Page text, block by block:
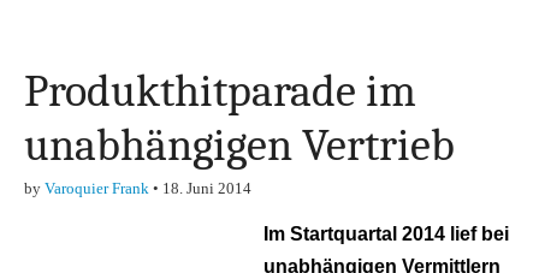
Finanzen,
Marketing-, Vertrieb-
& Investment-Tipps
Produkthitparade im
unabhängigen Vertrieb
by Varoquier Frank • 18. Juni 2014
Im Startquartal 2014 lief bei
unabhängigen Vermittlern